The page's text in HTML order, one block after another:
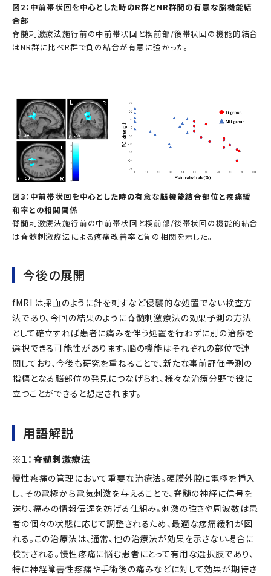
図2：中前帯状回を中心とした時のR群とNR群間の有意な脳機能結
合部
脊髄刺激療法施行前の中前帯状回と楔前部/後帯状回の機能的結合
はNR群に比べR群で負の結合が有意に強かった。
図3：中前帯状回を中心とした時の有意な脳機能結合部位と疼痛緩
和率との相関関係
脊髄刺激療法施行前の中前帯状回と楔前部/後帯状回の機能的結合
は脊髄刺激療法による疼痛改善率と負の相関を示した。
今後の展開
fMRI は採血のように針を刺すなど侵襲的な処置でない検査方
法であり、今回の結果のように脊髄刺激療法の効果予測の方法
として確立すれば患者に痛みを伴う処置を行わずに別の治療を
選択できる可能性があります。脳の機能はそれぞれの部位で連
関しており、今後も研究を重ねることで、新たな事前評価予測の
指標となる脳部位の発見につなげられ、様々な治療分野で役に
立つことができると想定されます。
用語解説
※1：脊髄刺激療法
慢性疼痛の管理において重要な治療法。硬膜外腔に電極を挿入
し、その電極から電気刺激を与えることで、脊髄の神経に信号を
送り、痛みの情報伝達を妨げる仕組み。刺激の強さや周波数は患
者の個々の状態に応じて調整されるため、最適な疼痛緩和が図
れる。この治療法は、通常、他の治療法が効果を示さない場合に
検討される。慢性疼痛に悩む患者にとって有用な選択肢であり、
特に神経障害性疼痛や手術後の痛みなどに対して効果が期待さ